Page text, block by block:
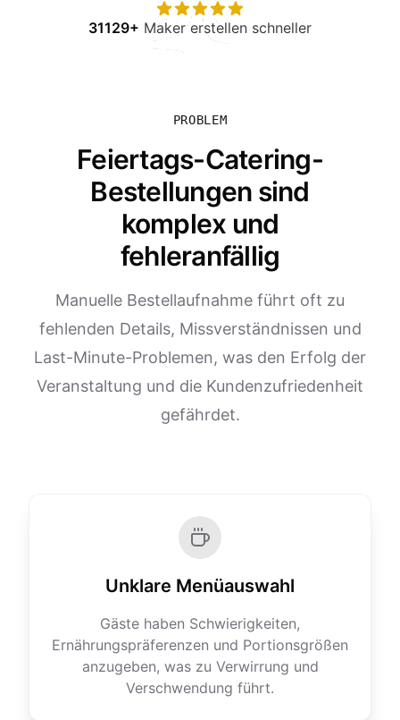
31129+ Maker erstellen schneller
PROBLEM
Feiertags-Catering-
Bestellungen sind
komplex und
fehleranfällig
Manuelle Bestellaufnahme führt oft zu
fehlenden Details, Missverständnissen und
Last-Minute-Problemen, was den Erfolg der
Veranstaltung und die Kundenzufriedenheit
gefährdet.
Unklare Menüauswahl
Gäste haben Schwierigkeiten,
Ernährungspräferenzen und Portionsgrößen
anzugeben, was zu Verwirrung und
Verschwendung führt.